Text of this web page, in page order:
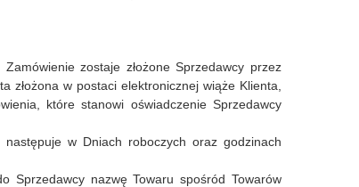
zostaje złożone Sprzedawcy przez
w postaci elektronicznej wiąże Klienta,
które stanowi oświadczenie Sprzedawcy
w Dniach roboczych oraz godzinach
Sprzedawcy nazwę Towaru spośród Towarów